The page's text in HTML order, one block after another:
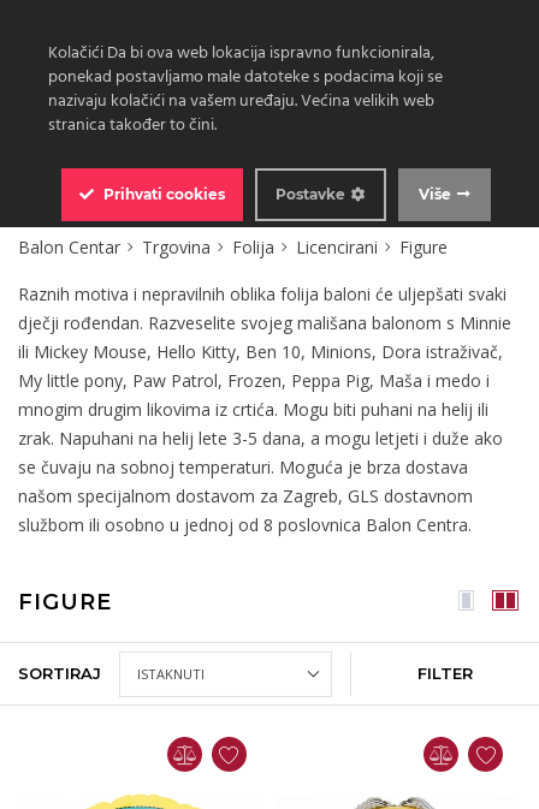
Balon Centar Trgovina Folija Licencirani Figure
Raznih motiva i nepravilnih oblika folija baloni će uljepšati svaki
dječji rođendan. Razveselite svojeg mališana balonom s Minnie
ili Mickey Mouse, Hello Kitty, Ben 10, Minions, Dora istraživač,
My little pony, Paw Patrol, Frozen, Peppa Pig, Maša i medo i
mnogim drugim likovima iz crtića. Mogu biti puhani na helij ili
zrak. Napuhani na helij lete 3-5 dana, a mogu letjeti i duže ako
se čuvaju na sobnoj temperaturi. Moguća je brza dostava
našom specijalnom dostavom za Zagreb, GLS dostavnom
službom ili osobno u jednoj od 8 poslovnica Balon Centra.
FIGURE
SORTIRAJ FILTER
Kolačići Da bi ova web lokacija ispravno funkcionirala,
ponekad postavljamo male datoteke s podacima koji se
nazivaju kolačići na vašem uređaju. Većina velikih web
stranica također to čini.
Prihvati cookies Više
Postavke